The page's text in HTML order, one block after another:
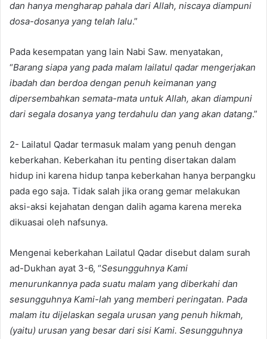
dan hanya mengharap pahala dari Allah, niscaya diampuni
dosa-dosanya yang telah lalu.”
Pada kesempatan yang lain Nabi Saw. menyatakan,
“Barang siapa yang pada malam lailatul qadar mengerjakan
ibadah dan berdoa dengan penuh keimanan yang
dipersembahkan semata-mata untuk Allah, akan diampuni
dari segala dosanya yang terdahulu dan yang akan datang.”
2- Lailatul Qadar termasuk malam yang penuh dengan
keberkahan. Keberkahan itu penting disertakan dalam
hidup ini karena hidup tanpa keberkahan hanya berpangku
pada ego saja. Tidak salah jika orang gemar melakukan
aksi-aksi kejahatan dengan dalih agama karena mereka
dikuasai oleh nafsunya.
Mengenai keberkahan Lailatul Qadar disebut dalam surah
ad-Dukhan ayat 3-6, “Sesungguhnya Kami
menurunkannya pada suatu malam yang diberkahi dan
sesungguhnya Kami-lah yang memberi peringatan. Pada
malam itu dijelaskan segala urusan yang penuh hikmah,
(yaitu) urusan yang besar dari sisi Kami. Sesungguhnya